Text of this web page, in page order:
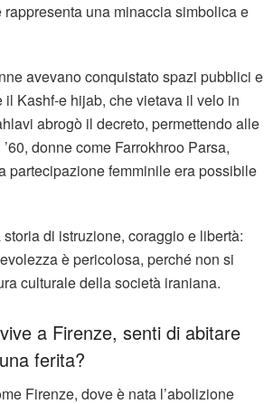
una minaccia simbolica e
avevano conquistato spazi pubblici e
Kashf-e hijab, che vietava il velo in
abrogò il decreto, permettendo alle
donne come Farrokhroo Parsa,
partecipazione femminile era possibile
di istruzione, coraggio e libertà:
è pericolosa, perché non si
culturale della società iraniana.
a Firenze, senti di abitare
ferita?
Firenze, dove è nata l’abolizione